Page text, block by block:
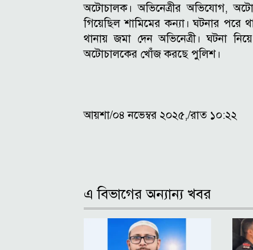
অটোচালক। অভিনেত্রীর অভিযোগ,
গিয়েছিল শামিমের কন্যা।ঘটনার পরে
থানায় জমা দেন অভিনেত্রী। ঘটনা
অটোচালকের খোঁজ করছে পুলিশ।
আয়শা/০৪ নভেম্বর ২০২৫,/রাত ১০:২২
এ বিভাগের অন্যান্য খবর